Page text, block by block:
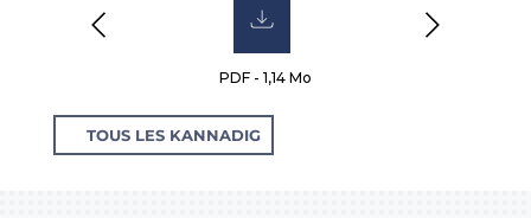
PDF - 1,14 Mo
TOUS LES KANNADIG